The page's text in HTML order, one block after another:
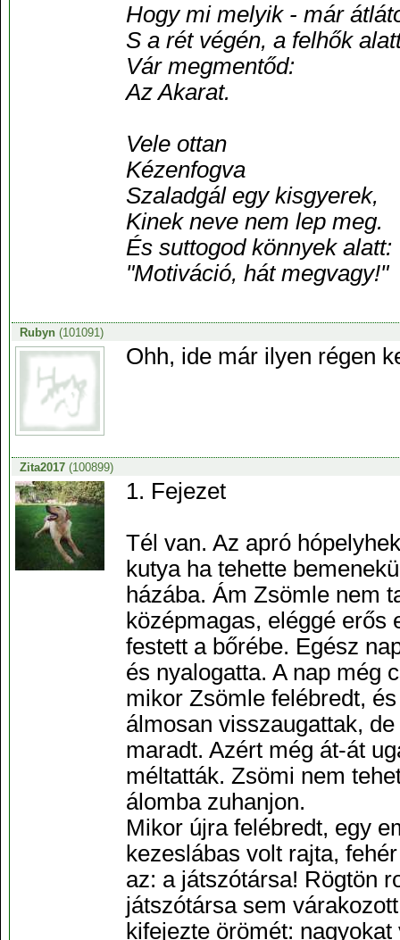
Hogy mi melyik - már
S a rét végén, a felhők
Vár megmentőd:
Az Akarat.
Vele ottan
Kézenfogva
Szaladgál egy kisgyerek,
Kinek neve nem lep meg.
És suttogod könnyek alatt:
"Motiváció, hát megvagy!"
Rubyn(101091)
Ohh, ide már ilyen régen
Zita2017(100899)
1. Fejezet
Tél van. Az apró
kutya ha tehette
házába. Ám Zsömle nem
középmagas, eléggé erős
festett a bőrébe. Egész
és nyalogatta. A nap még
mikor Zsömle felébredt,
álmosan visszaugattak,
maradt. Azért még át-át
méltatták. Zsömi nem
álomba zuhanjon.
Mikor újra felébredt, egy
kezeslábas volt rajta,
az: a játszótársa! Rögtön
játszótársa sem
kifejezte örömét: